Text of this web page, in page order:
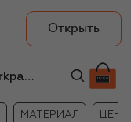
Открыть
Женская одежда Darkpark зелёного цвета
МАТЕРИАЛ ЦЕНА